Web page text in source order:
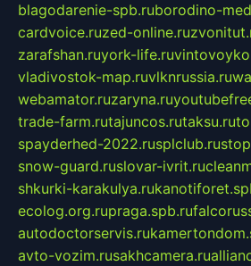
blagodarenie-spb.ruborodino-
cardvoice.ruzed-online.ru
zarafshan.ruyork-life.ru
vladivostok-map.ruvlknrussia.ru
webamator.ruzaryna.ru
trade-farm.rutajuncos.rutaksu.ru
spayderhed-2022.rusplclub.ru
snow-guard.ruslovar-ivrit.ru
shkurki-karakulya.ru
ecolog.org.rupraga.spb.ru
autodoctorservis.ru
avto-vozim.rusakhcamera.ru